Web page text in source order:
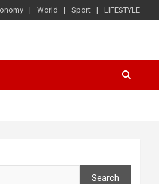
World Sport LIFESTYLE
Search